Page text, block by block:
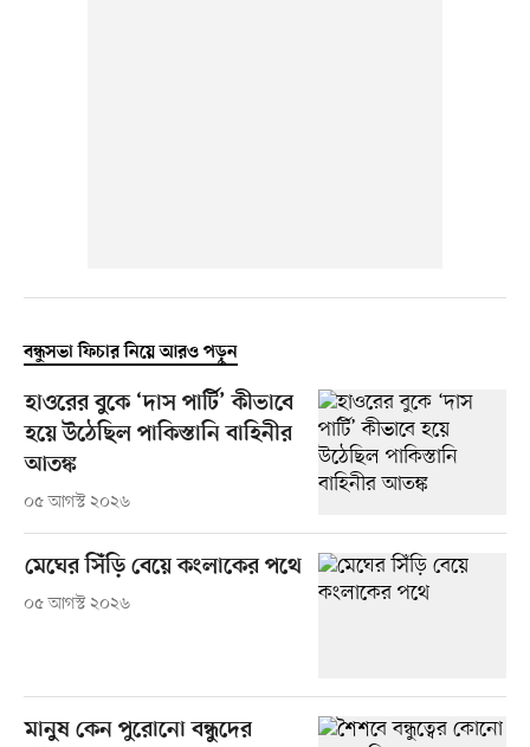
বন্ধুসভা ফিচার নিয়ে আরও পড়ুন
হাওরের বুকে ‘দাস পার্টি’ কীভাবে
হয়ে উঠেছিল পাকিস্তানি বাহিনীর
আতঙ্ক
০৫ আগস্ট ২০২৬
মেঘের সিঁড়ি বেয়ে কংলাকের পথে
০৫ আগস্ট ২০২৬
মানুষ কেন পুরোনো বন্ধুদের